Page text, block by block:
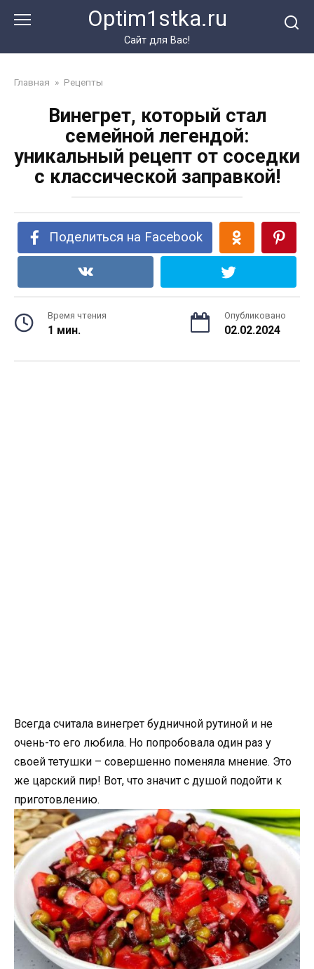
Optim1stka.ru
Сайт для Вас!
Главная » Рецепты
Винегрет, который стал
семейной легендой:
уникальный рецепт от соседки
с классической заправкой!
Поделиться на Facebook
Время чтения
1 мин.
Опубликовано
02.02.2024
Всегда считала винегрет будничной рутиной и не
очень-то его любила. Но попробовала один раз у
своей тетушки – совершенно поменяла мнение. Это
же царский пир! Вот, что значит с душой подойти к
приготовлению.